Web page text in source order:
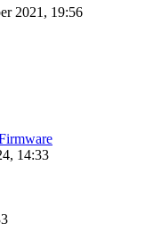
2021, 19:56
14:33